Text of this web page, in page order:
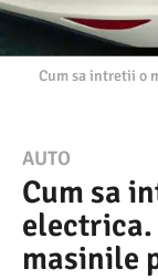
Cum sa intretii o
3
0
.
1
AUTO
Cum sa
electrica.
masinile